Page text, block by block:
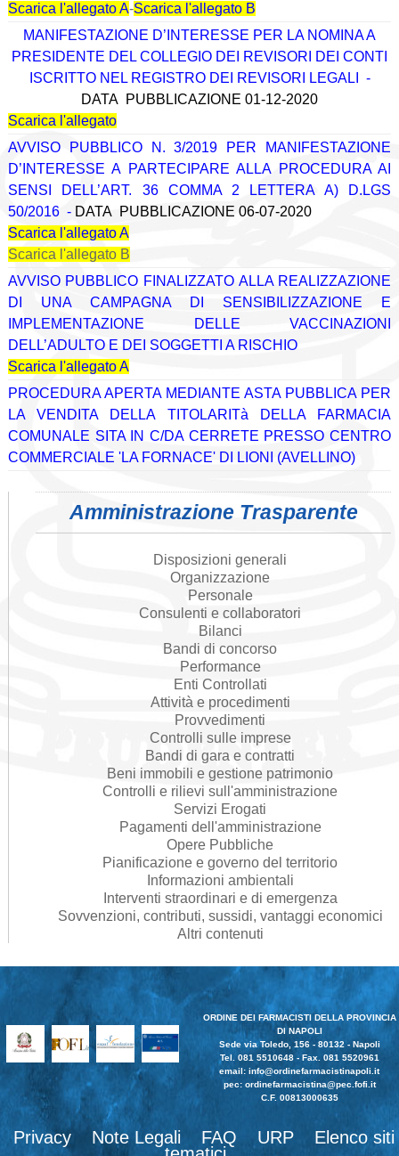
Scarica l'allegato A-Scarica l'allegato B
MANIFESTAZIONE D’INTERESSE PER LA NOMINA A
PRESIDENTE DEL COLLEGIO DEI REVISORI DEI CONTI
ISCRITTO NEL REGISTRO DEI REVISORI LEGALI
-
DATA PUBBLICAZIONE 01-12-2020
Scarica l'allegato
AVVISO PUBBLICO N. 3/2019 PER MANIFESTAZIONE
D’INTERESSE A PARTECIPARE ALLA PROCEDURA AI
SENSI DELL’ART. 36 COMMA 2 LETTERA A) D.LGS
50/2016 - DATA PUBBLICAZIONE 06-07-2020
Scarica l'allegato A
Scarica l'allegato B
AVVISO PUBBLICO FINALIZZATO ALLA REALIZZAZIONE
DI UNA CAMPAGNA DI SENSIBILIZZAZIONE E
IMPLEMENTAZIONE DELLE VACCINAZIONI
DELL’ADULTO E DEI SOGGETTI A RISCHIO
Scarica l'allegato A
PROCEDURA APERTA MEDIANTE ASTA PUBBLICA PER
LA VENDITA DELLA TITOLARITà DELLA FARMACIA
COMUNALE SITA IN C/DA CERRETE PRESSO CENTRO
COMMERCIALE 'LA FORNACE' DI LIONI (AVELLINO)
Amministrazione Trasparente
Disposizioni generali
Organizzazione
Personale
Consulenti e collaboratori
Bilanci
Bandi di concorso
Performance
Enti Controllati
Attività e procedimenti
Provvedimenti
Controlli sulle imprese
Bandi di gara e contratti
Beni immobili e gestione patrimonio
Controlli e rilievi sull'amministrazione
Servizi Erogati
Pagamenti dell'amministrazione
Opere Pubbliche
Pianificazione e governo del territorio
Informazioni ambientali
Interventi straordinari e di emergenza
Sovvenzioni, contributi, sussidi, vantaggi economici
Altri contenuti
ORDINE DEI FARMACISTI DELLA PROVINCIA
DI NAPOLI
Sede via Toledo, 156 - 80132 - Napoli
Tel. 081 5510648 - Fax. 081 5520961
email: info@ordinefarmacistinapoli.it
pec: ordinefarmacistina@pec.fofi.it
C.F. 00813000635
Privacy Note Legali FAQ URP
Elenco siti